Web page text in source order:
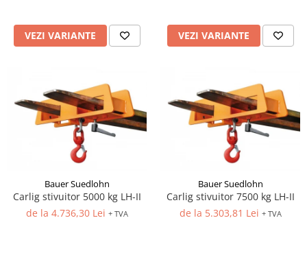
VEZI VARIANTE VEZI VARIANTE
Bauer Suedlohn
Carlig stivuitor 5000 kg LH-II
de la 4.736,30 Lei + TVA
Bauer Suedlohn
Carlig stivuitor 7500 kg LH-II
de la 5.303,81 Lei + TVA